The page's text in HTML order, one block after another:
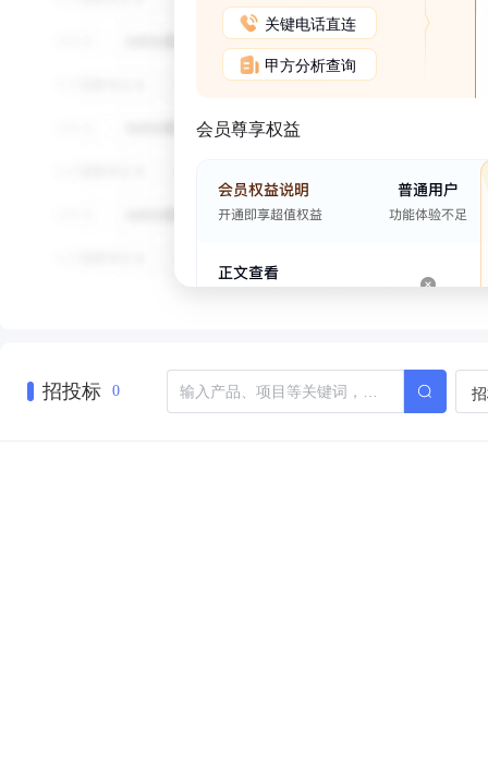
关键电话直连
甲方分析查询
会员尊享权益
招投标 0